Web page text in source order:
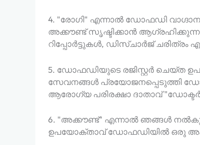
4. "രോഗി" എന്നാൽ ഡോഫഡി
അക്കൗണ്ട് സൃഷ്ടിക്കാൻ
റിപ്പോർട്ടുകൾ, ഡിസ്ചാർജ്
5. ഡോഫഡിയുടെ രജിസ്റ്റർ ചെയ്ത
സേവനങ്ങൾ പ്രയോജനപ്പെടുത്തി
ആരോഗ്യ പരിരക്ഷാ ദാതാവ്
6. "അക്കൗണ്ട്" എന്നാൽ ഞങ്ങൾ
ഉപയോക്താവ് ഡോഫഡിയിൽ ഒരു